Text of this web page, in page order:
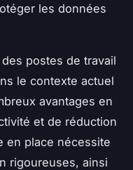
les données
postes de travail
le contexte actuel
avantages en
et de réduction
en place nécessite
rigoureuses, ainsi